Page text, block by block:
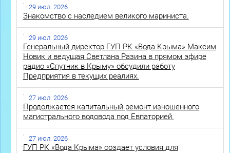
29 июл. 2026
Знакомство с наследием великого мариниста.
29 июл. 2026
Генеральный директор ГУП РК «Вода Крыма» Максим
Новик и ведущая Светлана Разина в прямом эфире
радио «Спутник в Крыму» обсудили работу
Предприятия в текущих реалиях.
27 июл. 2026
Продолжается капитальный ремонт изношенного
магистрального водовода под Евпаторией.
27 июл. 2026
ГУП РК «Вода Крыма» создает условия для